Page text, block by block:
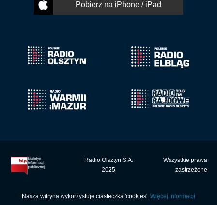
Pobierz na iPhone / iPad
Radio Olsztyn S.A.
2025
Wszystkie prawa
zastrzeżone
Nasza witryna wykorzystuje ciasteczka 'cookies'. Więcej informacji